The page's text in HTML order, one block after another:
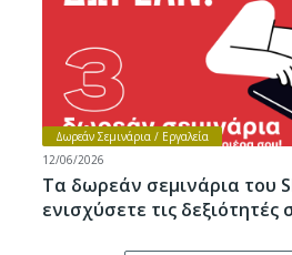
Δωρεάν Σεμινάρια / Εργαλεία
12/06/2026
Τα δωρεάν σεμινάρια του
ενισχύσετε τις δεξιότητές